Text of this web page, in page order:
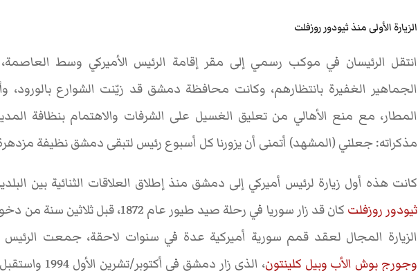
الزيارة الأولى منذ ثيودور روزفلت
انتقل الرئيسان في موكب رسمي إلى مقر إقامة الرئيس الأميركي وسط
الجماهير الغفيرة بانتظارهم، وكانت محافظة دمشق قد زيّنت الشوارع بالورود،
المطار، مع منع الأهالي من تعليق الغسيل على الشرفات والاهتمام بنظافة
مذكراته: جعلني (المشهد) أتمنى أن يزورنا كل أسبوع رئيس لتبقى دمشق نظيفة
كانت هذه أول زيارة لرئيس أميركي إلى دمشق منذ إطلاق العلاقات الثنائية بين البلدين سنة 1944،
ثيودور روزفلت
كان قد زار سوريا في رحلة صيد طيور عام
الزيارة المجال لعقد قمم سورية أميركية عدة في سنوات لاحقة، جمعت الرئيس
وجورج بوش الأب وبيل كلينتون
، الذي زار دمشق